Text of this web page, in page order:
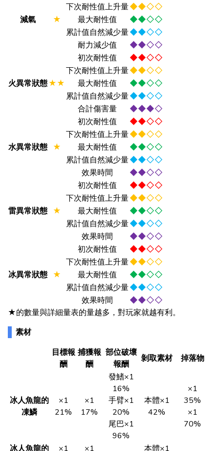
減氣 ★
下次耐性值上升量◆◆◇◇
最大耐性值
◆◆◇◇
累計值自然減少量◆◆◇◇
耐力減少值
◆◆◇◇
火異常狀態★★
初次耐性值
◆◆◇◇
下次耐性值上升量◆◆◇◇
最大耐性值
◆◆◇◇
累計值自然減少量◆◆◇◇
合計傷害量
◆◆◆◇
水異常狀態 ★
初次耐性值
◆◆◇◇
下次耐性值上升量◆◆◇◇
最大耐性值
◆◆◇◇
累計值自然減少量◆◆◇◇
效果時間
◆◆◇◇
雷異常狀態 ★
初次耐性值
◆◆◇◇
下次耐性值上升量◆◆◇◇
最大耐性值
◆◆◇◇
累計值自然減少量◆◆◇◇
效果時間
◆◆◇◇
冰異常狀態 ★
初次耐性值
◆◆◇◇
下次耐性值上升量◆◆◇◇
最大耐性值
◆◆◇◇
累計值自然減少量◆◆◇◇
效果時間
◆◆◇◇
★的數量與詳細量表的量越多，對玩家就越有利。
素材
目標報
酬
捕獲報
酬
部位破壞
報酬
剝取素材 掉落物
冰人魚龍的
凍鱗
×1
21%
×1
17%
發鰭×1
16%
手臂×1
20%
尾巴×1
96%
本體×1
42%
×1
35%
×1
70%
冰人魚龍的 ×1 ×1 本體×1